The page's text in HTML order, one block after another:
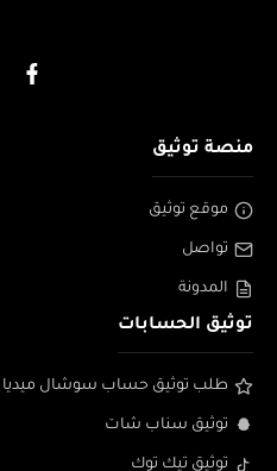
منصة توثيق
موقع توثيق
تواصل
المدونة
توثيق الحسابات
طلب توثيق حساب سوشال ميديا
توثيق سناب شات
توثيق تيك توك